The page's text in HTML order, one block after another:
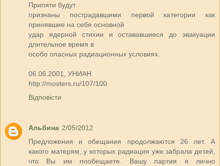
Припяти будут
признаны пострадавшими первой категории как
принявшие на себя основной
удар ядерной стихии и остававшиеся до эвакуации
длительное время в
особо опасных радиационных условиях.
06.06.2001, УНИАН
http://mosters.ru/107/100
Відповісти
Альбина 2/05/2012
Предложения и обещания продолжаются 26 лет. А
какого матерям, у которых радиация уже забрала детей,
что Вы им пообещаете. Вашу партия я лично